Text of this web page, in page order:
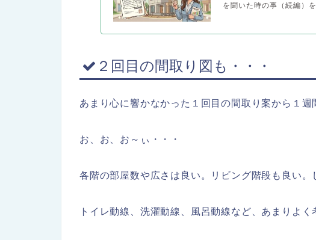
を聞いた時の事（続編）
２回目の間取り図も・・・
あまり心に響かなかった１回目の間取り案から１週
お、お、お～ぃ・・・
各階の部屋数や広さは良い。リビング階段も良い。
トイレ動線、洗濯動線、風呂動線など、あまりよく